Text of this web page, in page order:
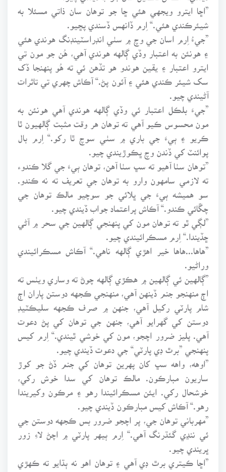
”اڇا ايترو ويجهي هئي ڇا جو توهان سان ذاتي مسئلا به
شيئرڪندي هئي.“ اِرم ڏانهس ڏسندي پڇيو.
”جيءُ اِرم اسان جي وچ ۾ سٺي انڊراسٽينڊنگ هوندي هئي
۽ هونئن به اعتبار وڏي ڳالهه هوندي آهي، هُن جو مون تي
ايترو اعتبار ۽ يقين هوندو هو تڏهن ئي ته هُو پنهنجا ڏک
سک شيئر ڪندي هئي ۽ آئون پڻ.“ آڪاش چهري تي تاثرات
آڻيندي چيو.
”جيءَ بلڪل اعتبار ئي وڏي ڳالهه هوندي آهي هونئن به
مون محسوس ڪيو آهي ته توهان هر وقت مثبت ڳالهيون ٿا
ڪريو ۽ ٻيءَ جي باري ۾ سٺي سوچ ٿا رکو.“ اِرم بال
پوائنٽ کي ڏندن وچ ڀڪوڙيندي چيو.
”توهان سٺا آهيو ته سڀ سٺا آهن، توهان ٻيءَ جي گلا ڪندوء
ته لازمي سامهون وارو به توهان جي تعريف ته نه ڪندو.
سو هميشه ٻيءَ جي ڀلائي جو سوچيو مالڪ توهان جي
چڱائي ڪندو.“ آڪاش پراعتماد جواب ڏيندي چيو.
”لڳي ٿو ته توهان مون کي پنهنجي ڳالهين جي سحر ۾ آڻي
ڇڏيندا.“ اِرم مسڪرائيندي چيو.
”هاها...هاها خير اهڙي ڳالهه ناهي.“ آڪاش مسڪرائيندي
وراڻيو.
”ڳالهين ئي ڳالهين ۾ هڪڙي ڳالهه چوڻ ته وساري ويٺس ته
اڄ منهنجو جنم ڏينهن آهي، منهنجي ڪجهه دوستن پاران اڄ
شام پارٽي رکيل آهي، جنهن ۾ صرف ڪجهه سليڪٽيڊ
دوستن کي گهرايو آهي، جنهن جي توهان کي پڻ دعوت
آهي. پليز ضرور اچجو، مون کي خوشي ٿيندي.“ اِرم کيس
پنهنجي ”برٿ ڊي پارٽي“ جي دعوت ڏيندي چيو.
”اوهه، واهه سڀ کان پهرين توهان کي جنم ڏڻ جو کوڙ
ساريون مبارڪون. مالڪ توهان کي سدا خوش رکي،
خوشحال رکي. ايئن مسڪرائيندا رهو ۽ مرڪون وکيريندا
رهو.“ آڪاش کيس مبارڪون ڏيندي چيو.
”مهرباني توهان جي، پر اچجو ضرور بس ڪجهه دوستن جي
ئي ننڍي گئڌرنگ آهي.“ اِرم ٻيهر پارٽي ۾ اچڻ لاءِ زور
”اڇا ڪيتري برٿ ڊي آهي ۽ توهان اهو نه ٻڌايو ته ڪهڙي